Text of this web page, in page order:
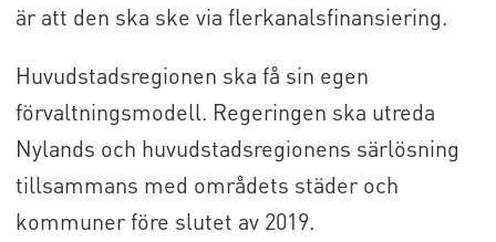
är att den ska ske via flerkanalsfinansiering.
Huvudstadsregionen ska få sin egen
förvaltningsmodell. Regeringen ska utreda
Nylands och huvudstadsregionens särlösning
tillsammans med områdets städer och
kommuner före slutet av 2019.